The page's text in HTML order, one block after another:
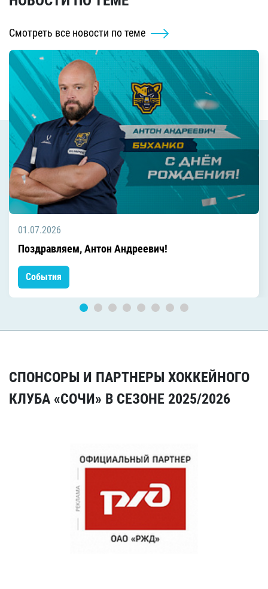
Смотреть все новости по теме
01.07.2026
Поздравляем, Антон Андреевич!
События
СПОНСОРЫ И ПАРТНЕРЫ ХОККЕЙНОГО
КЛУБА «СОЧИ» В СЕЗОНЕ 2025/2026